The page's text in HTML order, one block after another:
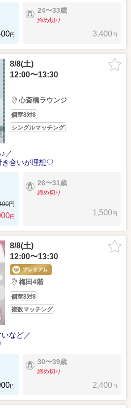
円
24〜33歳
締め切り
3,400円
8/8(土)
12:00〜13:30
心斎橋ラウンジ
個室8対8
シングルマッチング
／
き合いが理想♡
円
円
26〜31歳
締め切り
1,500円
8/8(土)
12:00〜13:30
梅田4階
個室8対8
複数マッチング
など／
円
30〜39歳
締め切り
2,400円